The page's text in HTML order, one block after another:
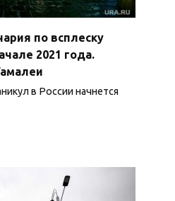
по всплеску
2021 года.
в России начнется